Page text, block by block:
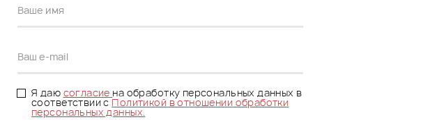
Я даю согласие на обработку персональных данных в
соответствии с Политикой в отношении обработки
персональных данных.